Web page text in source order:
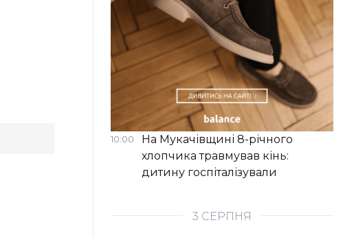
10:00
На Мукачівщині 8-річного
хлопчика травмував кінь:
дитину госпіталізували
3 СЕРПНЯ